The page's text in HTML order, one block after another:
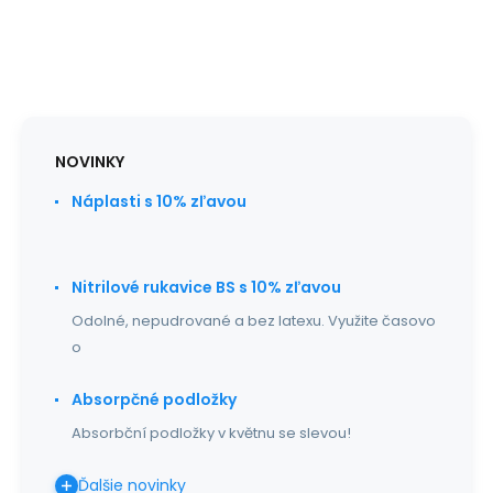
NOVINKY
Náplasti s 10% zľavou
Nitrilové rukavice BS s 10% zľavou
Odolné, nepudrované a bez latexu. Využite časovo
o
Absorpčné podložky
Absorbční podložky v květnu se slevou!
Ďalšie novinky